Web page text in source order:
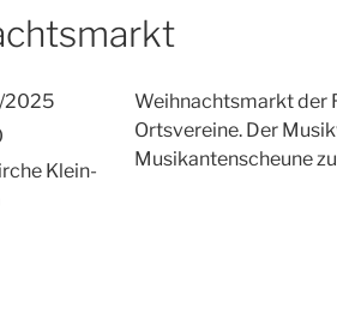
2025
Klein-
Weihnachtsmarkt der
Ortsvereine. Der
Musikantenscheune